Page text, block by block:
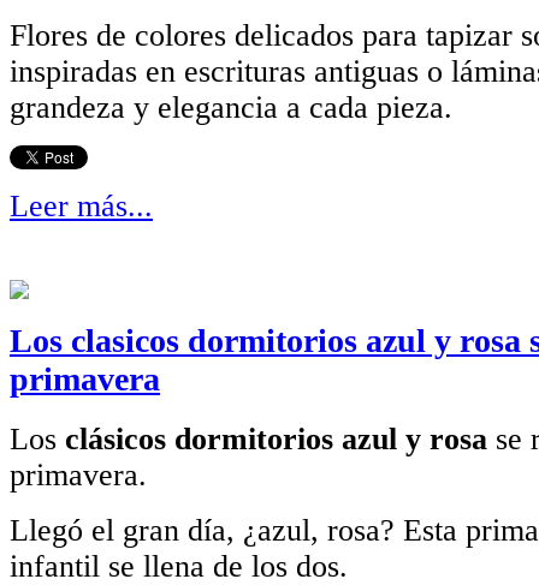
Flores de colores delicados para tapizar
inspiradas en escrituras antiguas o
grandeza y elegancia a cada pieza.
Leer más...
Los clasicos dormitorios azul y rosa
primavera
Los clásicos dormitorios azul y rosa se
primavera.
Llegó el gran día, ¿azul, rosa? Esta
infantil se llena de los dos.